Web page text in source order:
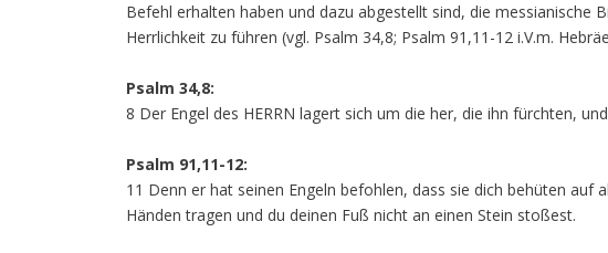
Befehl erhalten haben und dazu abgestellt sind, die messianische
Herrlichkeit zu führen (vgl. Psalm 34,8; Psalm 91,11-12 i.V.m.
Psalm 34,8:
8 Der Engel des HERRN lagert sich um die her, die ihn fürchten,
Psalm 91,11-12:
11 Denn er hat seinen Engeln befohlen, dass sie dich behüten auf
Händen tragen und du deinen Fuß nicht an einen Stein stoßest.